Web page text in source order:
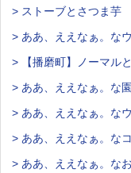
> ストーブとさつま芋
> ああ、ええなぁ。な
> 【播磨町】ノーマル
> ああ、ええなぁ。な
> ああ、ええなぁ。な
> ああ、ええなぁ。な
> ああ、ええなぁ。な